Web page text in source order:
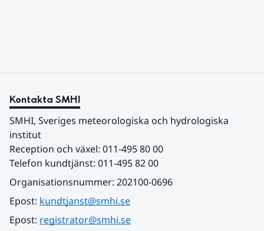
Kontakta SMHI
SMHI, Sveriges meteorologiska och hydrologiska
institut
Reception och växel: 011-495 80 00
Telefon kundtjänst: 011-495 82 00
Organisationsnummer: 202100-0696
Epost: kundtjanst@smhi.se
Epost: registrator@smhi.se